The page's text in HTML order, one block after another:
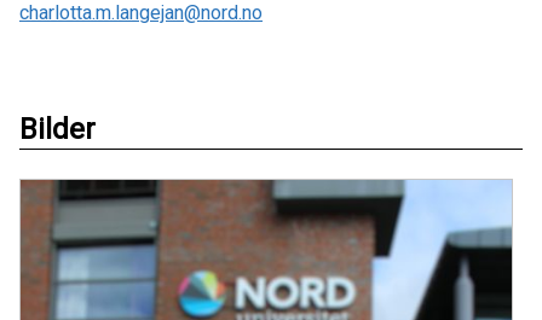
charlotta.m.langejan@nord.no
Bilder